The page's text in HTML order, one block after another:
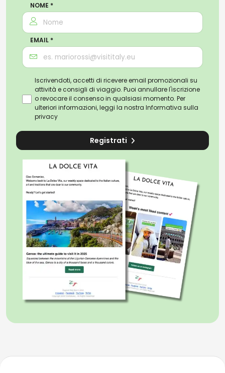
NOME *
EMAIL *
Iscrivendoti, accetti di ricevere email promozionali su
attività e consigli di viaggio. Puoi annullare l'iscrizione
o revocare il consenso in qualsiasi momento. Per
ulteriori informazioni, leggi la nostra Informativa sulla
privacy
Registrati